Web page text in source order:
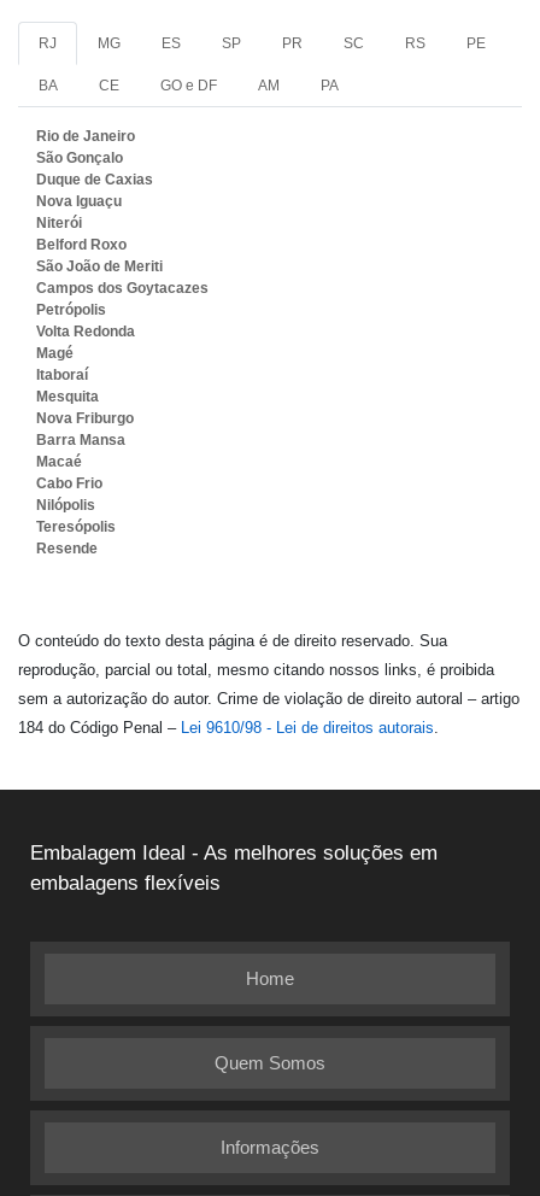
RJ MG ES SP PR SC RS PE
BA CE GO e DF AM PA
Rio de Janeiro
São Gonçalo
Duque de Caxias
Nova Iguaçu
Niterói
Belford Roxo
São João de Meriti
Campos dos Goytacazes
Petrópolis
Volta Redonda
Magé
Itaboraí
Mesquita
Nova Friburgo
Barra Mansa
Macaé
Cabo Frio
Nilópolis
Teresópolis
Resende
O conteúdo do texto desta página é de direito reservado. Sua
reprodução, parcial ou total, mesmo citando nossos links, é proibida
sem a autorização do autor. Crime de violação de direito autoral – artigo
184 do Código Penal – Lei 9610/98 - Lei de direitos autorais.
Embalagem Ideal - As melhores soluções em
embalagens flexíveis
Home
Quem Somos
Informações